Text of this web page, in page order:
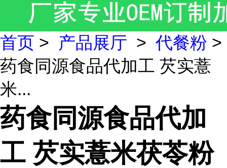
首页 > 产品展厅 > 代餐粉 >
药食同源食品代加工 芡实薏
米...
药食同源食品代加
工 芡实薏米茯苓粉